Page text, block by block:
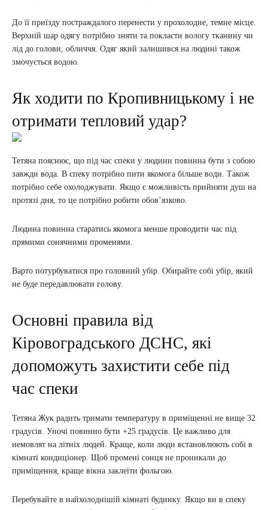
До її приїзду постраждалого перенести у прохолодне, темне місце.
Верхній шар одягу потрібно зняти та покласти вологу тканину чи
лід до голови, обличчя. Одяг який залишився на людині також
змочується водою.
Як ходити по Кропивницькому і не
отримати тепловий удар?
Тетяна пояснює, що під час спеки у людини повинна бути з собою
завжди вода. В спеку потрібно пити якомога більше води. Також
потрібно себе охолоджувати. Якщо є можливість прийняти душ на
протязі дня, то це потрібно робити обов’язково.
Людина повинна старатись якомога менше проводити час під
прямими сонячними променями.
Варто потурбуватися про головний убір. Обирайте собі убір, який
не буде передавлювати голову.
Основні правила від
Кіровоградського ДСНС, які
допоможуть захистити себе під
час спеки
Тетяна Жук радить тримати температуру в приміщенні не вище 32
градусів. Уночі повинно бути +25 градусів. Це важливо для
немовлят на літніх людей. Краще, коли люди встановлюють собі в
кімнаті кондиціонер. Щоб промені сонця не проникали до
приміщення, краще вікна заклеїти фольгою.
Перебувайте в найхолоднішій кімнаті будинку. Якщо ви в спеку